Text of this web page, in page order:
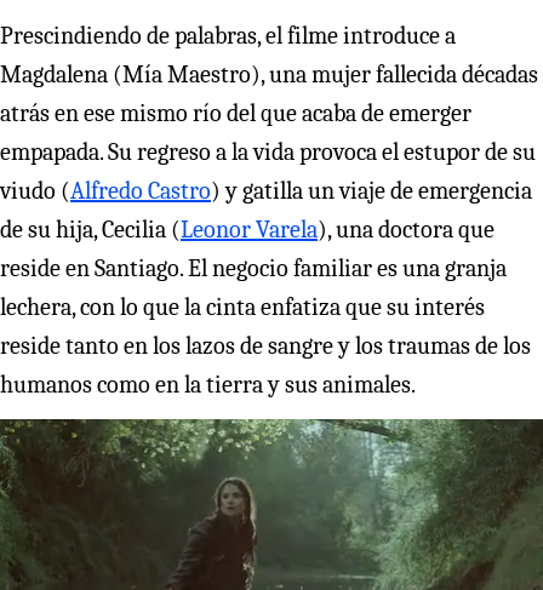
Prescindiendo de palabras, el filme introduce a
Magdalena (Mía Maestro), una mujer fallecida décadas
atrás en ese mismo río del que acaba de emerger
empapada. Su regreso a la vida provoca el estupor de su
viudo (Alfredo Castro) y gatilla un viaje de emergencia
de su hija, Cecilia (Leonor Varela), una doctora que
reside en Santiago. El negocio familiar es una granja
lechera, con lo que la cinta enfatiza que su interés
reside tanto en los lazos de sangre y los traumas de los
humanos como en la tierra y sus animales.